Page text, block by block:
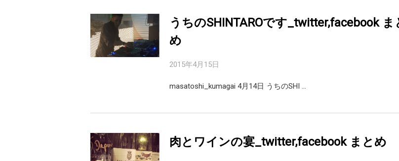
うちのSHINTAROです_twitter,facebook ま
め
2015年4月15日
masatoshi_kumagai 4月14日 うちのSHI …
肉とワインの宴_twitter,facebook まとめ